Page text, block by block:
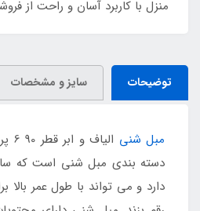
منزل با کاربرد آسان و راحت از
توضیحات سایز و مشخصات
مبل شنی
دسته بندی مبل شنی است که
دارد و می تواند با طول عمر بالا